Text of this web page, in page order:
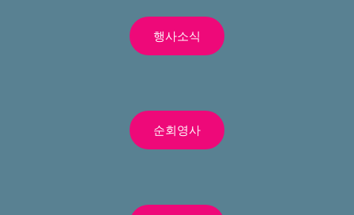
행사소식
순회영사